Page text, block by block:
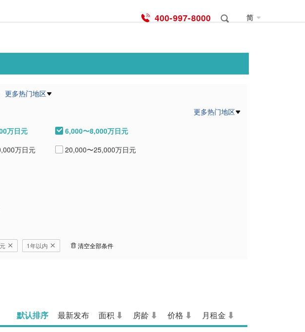
400-997-8000 简
更多热门地区
更多热门地区
万日元
6,000〜8,000万日元
万日元
20,000〜25,000万日元
1年以内 清空全部条件
默认排序 最新发布 面积 房龄 价格 月租金